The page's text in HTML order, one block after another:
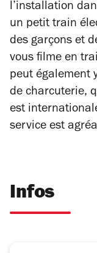
l’installation
un petit train
des garçons et
vous filme en
peut également
de charcuterie,
est
service est
Infos